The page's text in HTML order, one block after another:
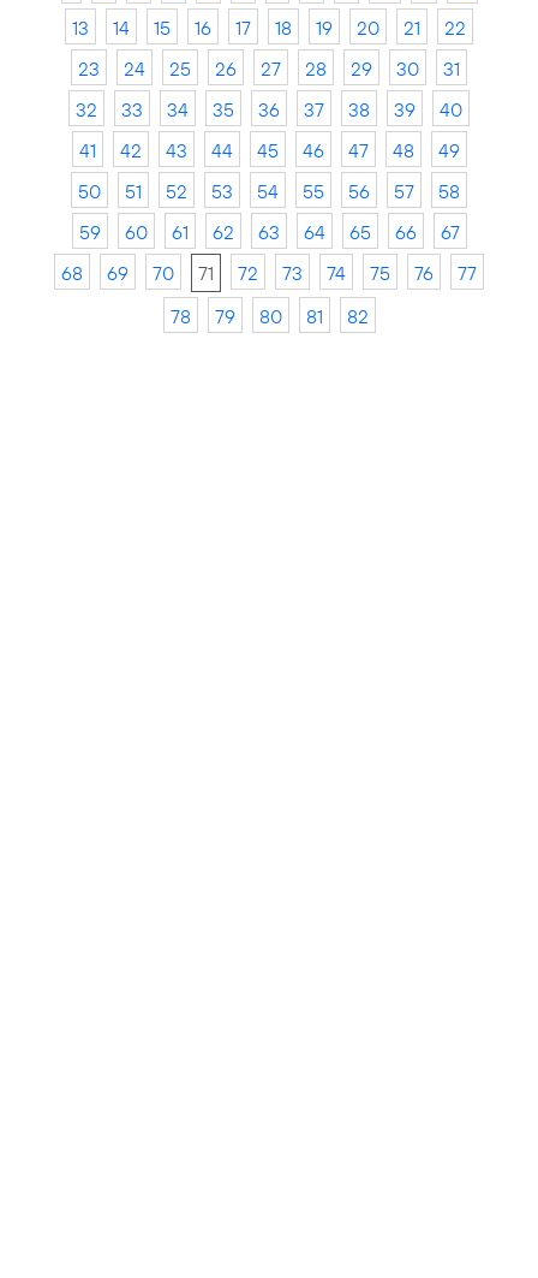
13
14 15 16 17 18 19 20 21
22
23
24 25 26 27 28 29 30
31
32
33 34 35 36 37 38 39
40
41
42 43 44 45 46 47 48
49
50
51 52 53 54 55 56 57
58
59
60 61 62 63 64 65 66
67
68
69 70 71 72 73 74 75 76
77
78
79 80 81 82